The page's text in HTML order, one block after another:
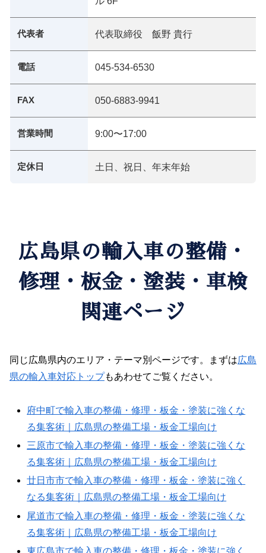
代表者 代表取締役 飯野 貴行
電話 045-534-6530
FAX 050-6883-9941
営業時間 9:00〜17:00
定休日 土日、祝日、年末年始
広島県の輸入車の整備・
修理・板金・塗装・車検
関連ページ
同じ広島県内のエリア・テーマ別ページです。まずは広島
県の輸入車対応トップもあわせてご覧ください。
府中町で輸入車の整備・修理・板金・塗装に強くな
る集客術｜広島県の整備工場・板金工場向け
三原市で輸入車の整備・修理・板金・塗装に強くな
る集客術｜広島県の整備工場・板金工場向け
廿日市市で輸入車の整備・修理・板金・塗装に強く
なる集客術｜広島県の整備工場・板金工場向け
尾道市で輸入車の整備・修理・板金・塗装に強くな
る集客術｜広島県の整備工場・板金工場向け
東広島市で輸入車の整備・修理・板金・塗装に強く